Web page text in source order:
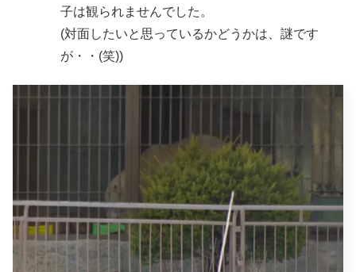
子は観られませんでした。
(対面したいと思っているかどうかは、謎です
が・・(笑))